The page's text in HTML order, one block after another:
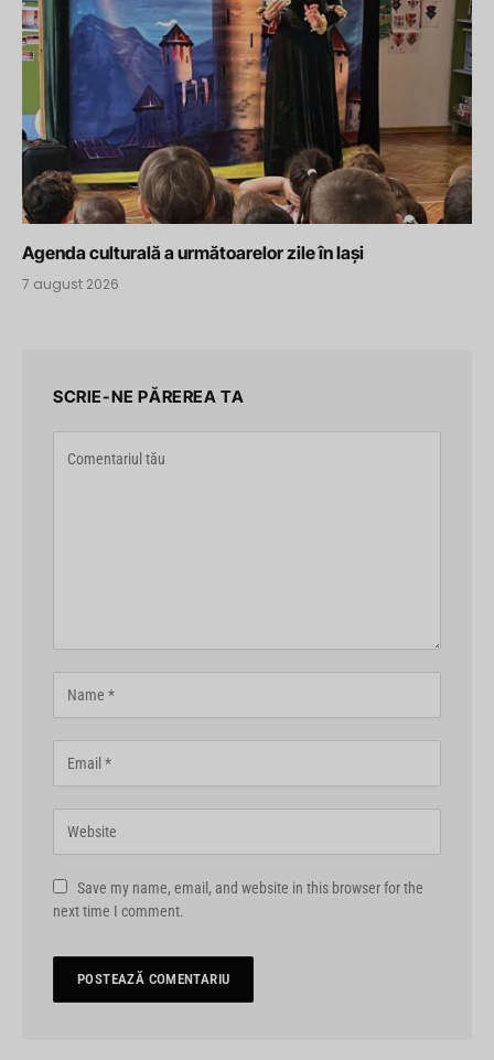
Agenda culturală a următoarelor zile în Iași
7 august 2026
SCRIE-NE PĂREREA TA
Save my name, email, and website in this browser for the
next time I comment.